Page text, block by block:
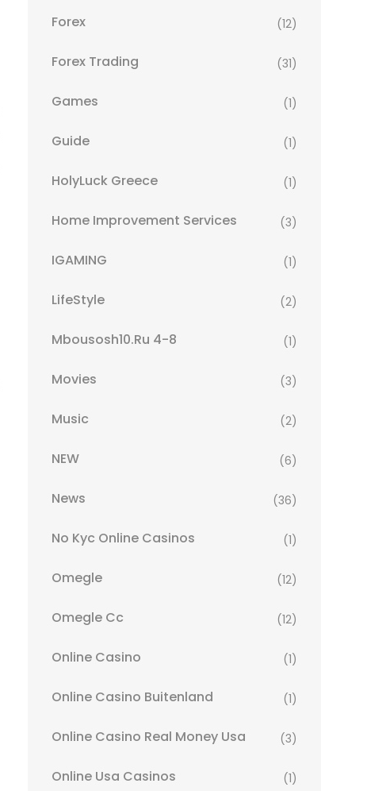
Forex (12)
Forex Trading (31)
Games (1)
Guide (1)
HolyLuck Greece (1)
Home Improvement Services (3)
IGAMING (1)
LifeStyle (2)
Mbousosh10.ru 4-8 (1)
Movies (3)
Music (2)
NEW (6)
News (36)
No Kyc Online Casinos (1)
Omegle (12)
Omegle Cc (12)
Online Casino (1)
Online Casino Buitenland (1)
Online Casino Real Money Usa (3)
Online Usa Casinos (1)